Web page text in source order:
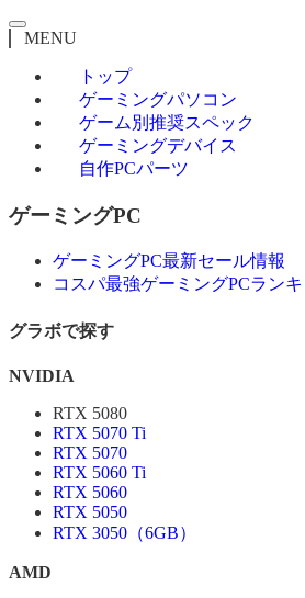
MENU
トップ
ゲーミングパソコン
ゲーム別推奨スペック
ゲーミングデバイス
自作PCパーツ
ゲーミングPC
ゲーミングPC最新セール情報
コスパ最強ゲーミングPCラン
グラボで探す
NVIDIA
RTX 5080
RTX 5070 Ti
RTX 5070
RTX 5060 Ti
RTX 5060
RTX 5050
RTX 3050（6GB）
AMD